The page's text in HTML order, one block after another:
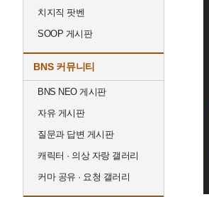
치지직 팟벤
SOOP 게시판
BNS 커뮤니티
BNS NEO 게시판
자유 게시판
질문과 답변 게시판
캐릭터 · 의상 자랑 갤러리
커마 공유 · 요청 갤러리